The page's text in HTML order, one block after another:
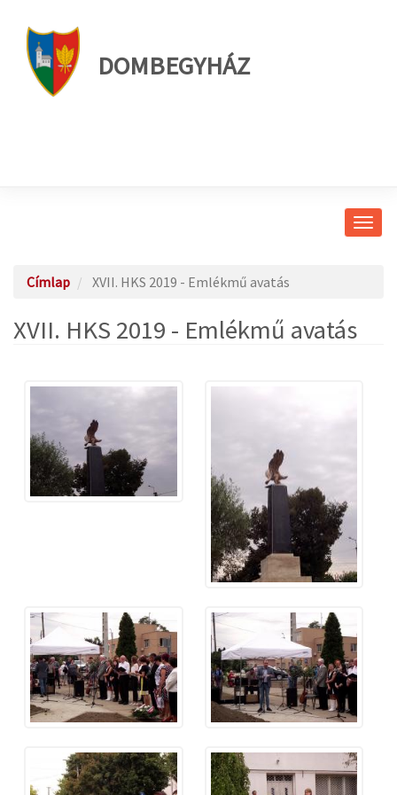
DOMBEGYHÁZ
Címlap XVII. HKS 2019 - Emlékmű avatás
XVII. HKS 2019 - Emlékmű avatás